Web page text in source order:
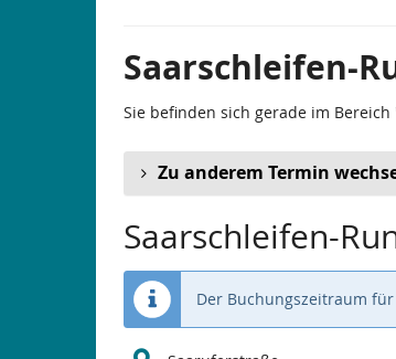
Saarschleifen-
Sie befinden sich gerade im
Zu anderem Termin
Saarschleifen-
Der Buchungszeitraum